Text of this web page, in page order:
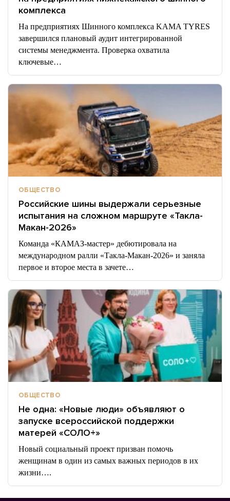
комплекса
На предприятиях Шинного комплекса KAMA TYRES
завершился плановый аудит интегрированной
системы менеджмента. Проверка охватила
ключевые…
ОБЩЕСТВО
Российские шины выдержали серьезные
испытания на сложном маршруте «Такла-
Макан-2026»
Команда «КАМАЗ-мастер» дебютировала на
международном ралли «Такла-Макан-2026» и заняла
первое и второе места в зачете…
ОБЩЕСТВО
Не одна: «Новые люди» объявляют о
запуске всероссийской поддержки
матерей «СОЛО+»
Новый социальный проект призван помочь
женщинам в один из самых важных периодов в их
жизни….